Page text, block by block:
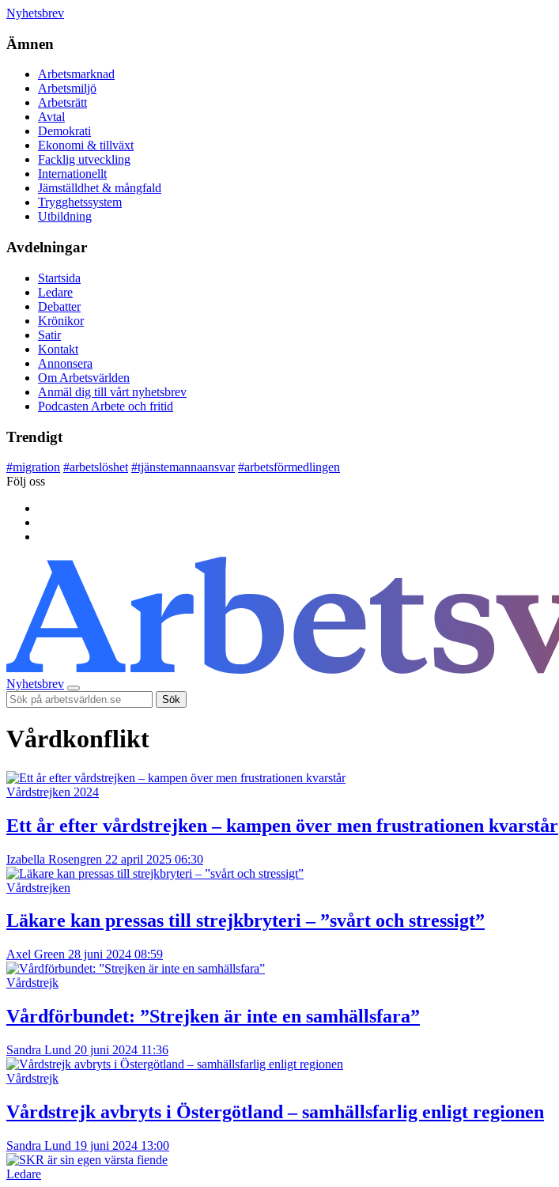
Nyhetsbrev
Ämnen
Arbetsmarknad
Arbetsmiljö
Arbetsrätt
Avtal
Demokrati
Ekonomi & tillväxt
Facklig utveckling
Internationellt
Jämställdhet & mångfald
Trygghetssystem
Utbildning
Avdelningar
Startsida
Ledare
Debatter
Krönikor
Satir
Kontakt
Annonsera
Om Arbetsvärlden
Anmäl dig till vårt nyhetsbrev
Podcasten Arbete och fritid
Trendigt
#migration #arbetslöshet #tjänstemannaansvar #arbetsförmedlingen
Följ oss
Nyhetsbrev
Sök
Vårdkonflikt
Vårdstrejken 2024
Ett år efter vårdstrejken – kampen över men frustrationen kvarstår
Izabella Rosengren 22 april 2025 06:30
Vårdstrejken
Läkare kan pressas till strejkbryteri – ”svårt och stressigt”
Axel Green 28 juni 2024 08:59
Vårdstrejk
Vårdförbundet: ”Strejken är inte en samhällsfara”
Sandra Lund 20 juni 2024 11:36
Vårdstrejk
Vårdstrejk avbryts i Östergötland – samhällsfarlig enligt regionen
Sandra Lund 19 juni 2024 13:00
Ledare